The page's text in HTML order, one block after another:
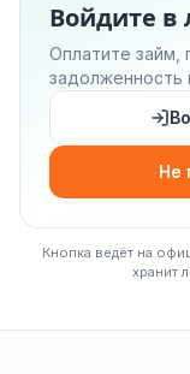
Войдите в
Оплатите займ,
задолженность
Не
Кнопка ведёт на
хранит